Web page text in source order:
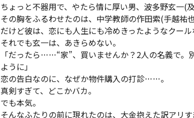
ちょっと不器用で、やたら情に厚い男、波多野玄一(
その胸をふるわせたのは、中学教師の作田索(手越祐
だけど彼は、恋にも人生にも冷めきったようなクール
それでも玄一は、あきらめない。
「だったら……“家”、買いませんか？2人の名義で。
ように」
恋の告白なのに、なぜか物件購入の打診……。
真剣すぎて、どこかバカ。
でも本気。
そんなふたりの前に現れたのは、大金抱えた訳アリ